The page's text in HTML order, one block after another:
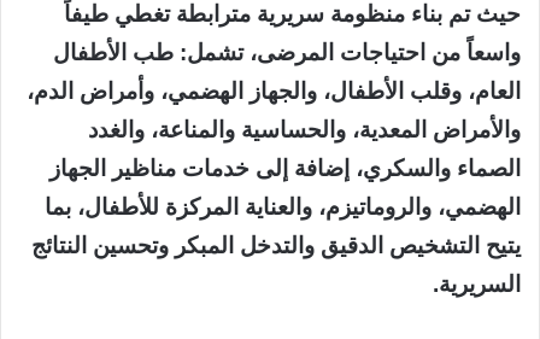
حيث تم بناء منظومة سريرية مترابطة تغطي طيفاً
واسعاً من احتياجات المرضى، تشمل: طب الأطفال
العام، وقلب الأطفال، والجهاز الهضمي، وأمراض الدم،
والأمراض المعدية، والحساسية والمناعة، والغدد
الصماء والسكري، إضافة إلى خدمات مناظير الجهاز
الهضمي، والروماتيزم، والعناية المركزة للأطفال، بما
يتيح التشخيص الدقيق والتدخل المبكر وتحسين النتائج
السريرية.